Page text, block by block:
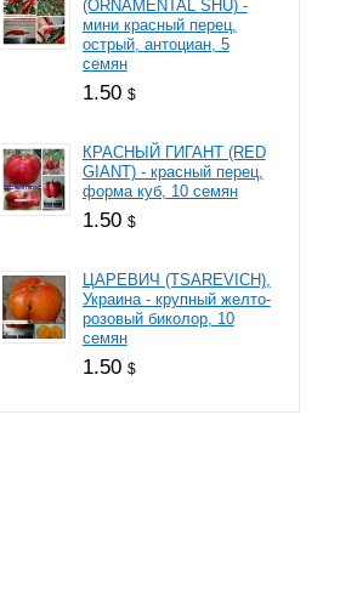
(ORNAMENTAL SHU) -
мини красный перец,
острый, антоциан, 5
семян
1.50 $
КРАСНЫЙ ГИГАНТ (RED
GIANT) - красный перец,
форма куб, 10 семян
1.50 $
ЦАРЕВИЧ (TSAREVICH),
Украина - крупный желто-
розовый биколор, 10
семян
1.50 $